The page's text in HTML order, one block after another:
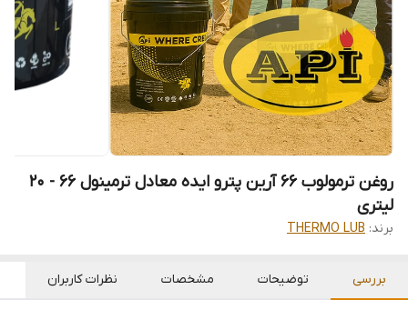
روغن ترمولوب 66 آرین پترو ایده معادل ترمینول 66 - 20
لیتری
برند: THERMO LUB
بررسی توضیحات مشخصات نظرات کاربران